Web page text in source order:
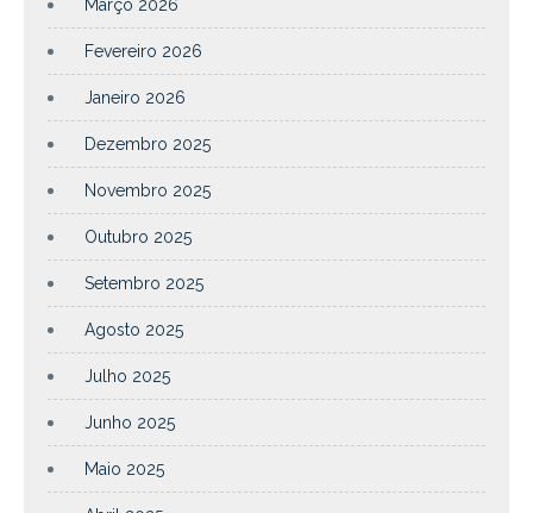
Março 2026
Fevereiro 2026
Janeiro 2026
Dezembro 2025
Novembro 2025
Outubro 2025
Setembro 2025
Agosto 2025
Julho 2025
Junho 2025
Maio 2025